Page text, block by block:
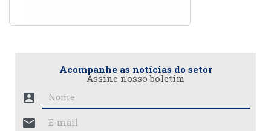
Acompanhe as notícias do setor
Assine nosso boletim
account_box
mail